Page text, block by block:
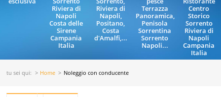
Riviera di
Napoli
Costa delle
Sirene
Campania
Italia
Riviera di
Napoli,
Positano,
Costa
d'Amalfi,...
Terrazza
Panoramica,
Penisola
Sorrentina
Sorrento
Napoli...
Centro
Storico
Sorrento
Riviera di
Napoli
Campania
Italia
tu sei qui: Home Noleggio con conducente